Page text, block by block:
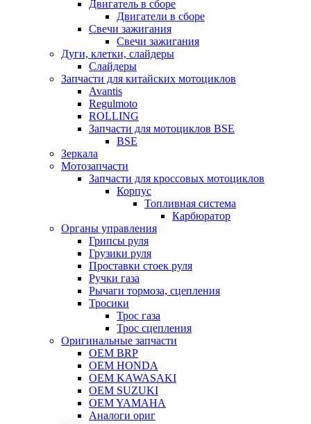
Двигатель в сборе
Двигатели в сборе
Свечи зажигания
Свечи зажигания
Дуги, клетки, слайдеры
Слайдеры
Запчасти для китайских мотоциклов
Avantis
Regulmoto
ROLLING
Запчасти для мотоциклов BSE
BSE
Зеркала
Мотозапчасти
Запчасти для кроссовых мотоциклов
Корпус
Топливная система
Карбюратор
Органы управления
Грипсы руля
Грузики руля
Проставки стоек руля
Ручки газа
Рычаги тормоза, сцепления
Тросики
Трос газа
Трос сцепления
Оригинальные запчасти
OEM BRP
OEM HONDA
OEM KAWASAKI
OEM SUZUKI
OEM YAMAHA
Аналоги ориг